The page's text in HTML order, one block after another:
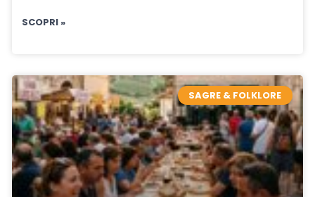
SCOPRI »
SAGRE & FOLKLORE